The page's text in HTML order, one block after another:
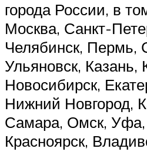
города России, в
Москва, Санкт-
Челябинск, Пермь,
Ульяновск, Казань,
Новосибирск,
Нижний Новгород,
Самара, Омск, Уфа,
Красноярск,